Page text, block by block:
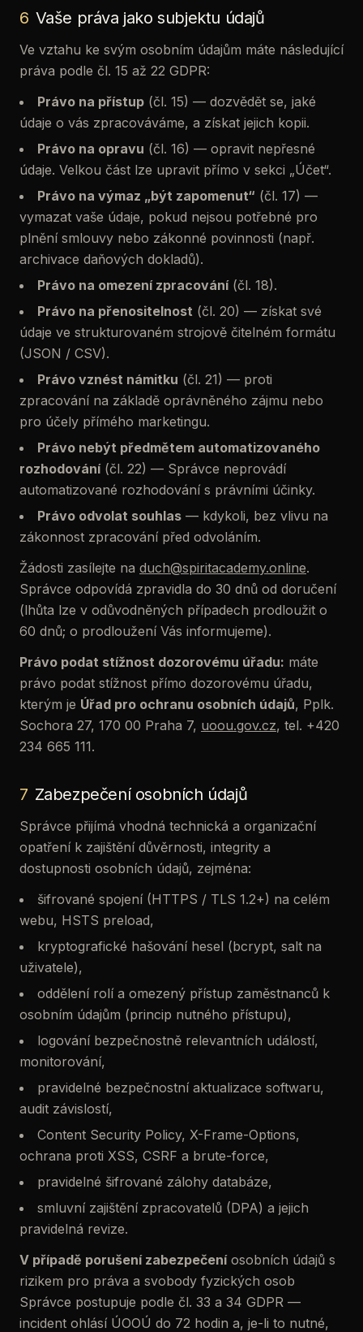
6 Vaše práva jako subjektu údajů
Ve vztahu ke svým osobním údajům máte následující
práva podle čl. 15 až 22 GDPR:
Právo na přístup (čl. 15) — dozvědět se, jaké
údaje o vás zpracováváme, a získat jejich kopii.
Právo na opravu (čl. 16) — opravit nepřesné
údaje. Velkou část lze upravit přímo v sekci „Účet“.
Právo na výmaz „být zapomenut“ (čl. 17) —
vymazat vaše údaje, pokud nejsou potřebné pro
plnění smlouvy nebo zákonné povinnosti (např.
archivace daňových dokladů).
Právo na omezení zpracování(čl. 18).
Právo na přenositelnost (čl. 20) — získat své
údaje ve strukturovaném strojově čitelném formátu
(JSON / CSV).
Právo vznést námitku (čl. 21) — proti
zpracování na základě oprávněného zájmu nebo
pro účely přímého marketingu.
Právo nebýt předmětem automatizovaného
rozhodování(čl. 22) — Správce neprovádí
automatizované rozhodování s právními účinky.
Právo odvolat souhlas — kdykoli, bez vlivu na
zákonnost zpracování před odvoláním.
Žádosti zasílejte na duch@spiritacademy.online.
Správce odpovídá zpravidla do 30 dnů od doručení
(lhůta lze v odůvodněných případech prodloužit o
60 dnů; o prodloužení Vás informujeme).
Právo podat stížnost dozorovému úřadu: máte
právo podat stížnost přímo dozorovému úřadu,
kterým je Úřad pro ochranu osobních údajů, Pplk.
Sochora 27, 170 00 Praha 7, uoou.gov.cz, tel. +420
234 665 111.
7 Zabezpečení osobních údajů
Správce přijímá vhodná technická a organizační
opatření k zajištění důvěrnosti, integrity a
dostupnosti osobních údajů, zejména:
šifrované spojení (HTTPS / TLS 1.2+) na celém
webu, HSTS preload,
kryptografické hašování hesel (bcrypt, salt na
uživatele),
oddělení rolí a omezený přístup zaměstnanců k
osobním údajům (princip nutného přístupu),
logování bezpečnostně relevantních událostí,
monitorování,
pravidelné bezpečnostní aktualizace softwaru,
audit závislostí,
Content Security Policy, X-Frame-Options,
ochrana proti XSS, CSRF a brute-force,
pravidelné šifrované zálohy databáze,
smluvní zajištění zpracovatelů (DPA) a jejich
pravidelná revize.
V případě porušení zabezpečeníosobních údajů s
rizikem pro práva a svobody fyzických osob
Správce postupuje podle čl. 33 a 34 GDPR —
incident ohlásí ÚOOÚ do 72 hodin a, je-li to nutné,